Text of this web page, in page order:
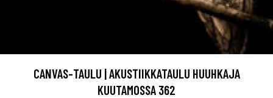
CANVAS-TAULU | AKUSTIIKKATAULU HUUHKAJA
KUUTAMOSSA 362